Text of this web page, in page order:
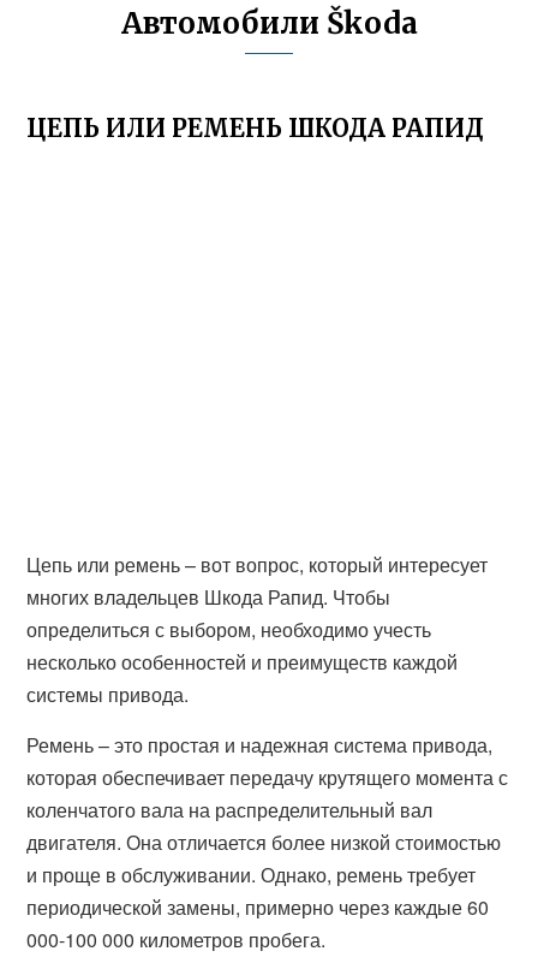
Автомобили Škoda
ЦЕПЬ ИЛИ РЕМЕНЬ ШКОДА РАПИД
Цепь или ремень – вот вопрос, который интересует
многих владельцев Шкода Рапид. Чтобы
определиться с выбором, необходимо учесть
несколько особенностей и преимуществ каждой
системы привода.
Ремень – это простая и надежная система привода,
которая обеспечивает передачу крутящего момента с
коленчатого вала на распределительный вал
двигателя. Она отличается более низкой стоимостью
и проще в обслуживании. Однако, ремень требует
периодической замены, примерно через каждые 60
000-100 000 километров пробега.